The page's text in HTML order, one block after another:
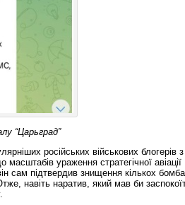
“Царьград”
російських військових
ураження стратегічної
сам підтвердив знищення кількох
навіть наратив, який мав би